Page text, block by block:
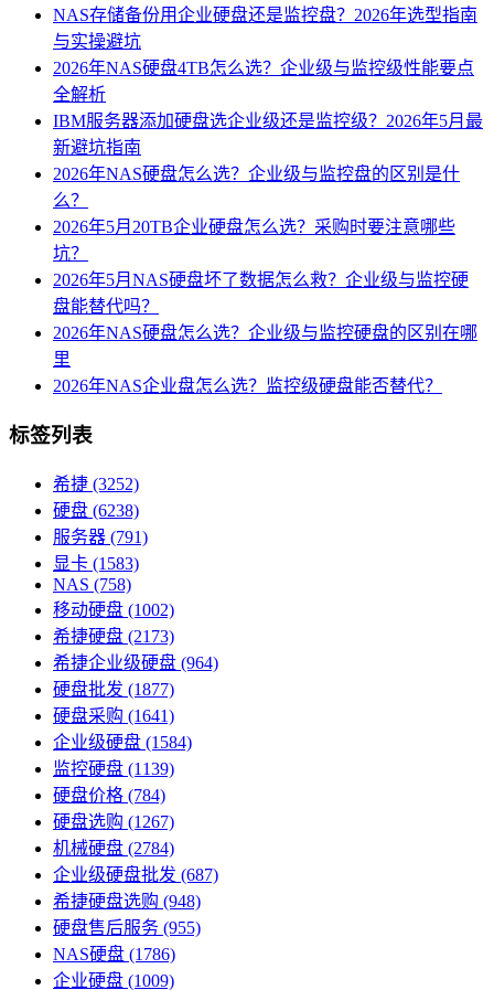
NAS存储备份用企业硬盘还是监控盘？2026年选型指南
与实操避坑
2026年NAS硬盘4TB怎么选？企业级与监控级性能要点
全解析
IBM服务器添加硬盘选企业级还是监控级？2026年5月最
新避坑指南
2026年NAS硬盘怎么选？企业级与监控盘的区别是什
么？
2026年5月20TB企业硬盘怎么选？采购时要注意哪些
坑？
2026年5月NAS硬盘坏了数据怎么救？企业级与监控硬
盘能替代吗？
2026年NAS硬盘怎么选？企业级与监控硬盘的区别在哪
里
2026年NAS企业盘怎么选？监控级硬盘能否替代？
标签列表
希捷 (3252)
硬盘 (6238)
服务器 (791)
显卡 (1583)
NAS (758)
移动硬盘 (1002)
希捷硬盘 (2173)
希捷企业级硬盘 (964)
硬盘批发 (1877)
硬盘采购 (1641)
企业级硬盘 (1584)
监控硬盘 (1139)
硬盘价格 (784)
硬盘选购 (1267)
机械硬盘 (2784)
企业级硬盘批发 (687)
希捷硬盘选购 (948)
硬盘售后服务 (955)
NAS硬盘 (1786)
企业硬盘 (1009)